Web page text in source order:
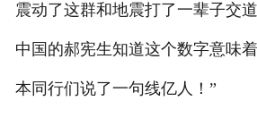
震动了这群和地震打了一辈子交
中国的郝宪生知道这个数字意味
本同行们说了一句线亿人！”